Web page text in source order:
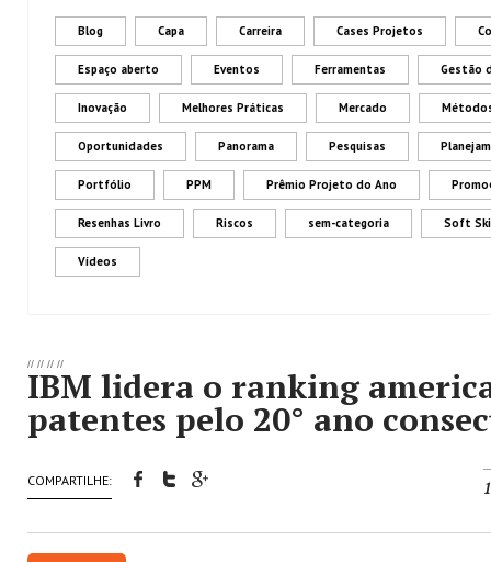
Blog Capa Carreira Cases Projetos
Espaço aberto Eventos Ferramentas Gestão
Inovação Melhores Práticas Mercado
Oportunidades Panorama Pesquisas
Portfólio PPM Prêmio Projeto do Ano
Resenhas Livro Riscos sem-categoria Soft
Vídeos
// // // //
IBM lidera o ranking
patentes pelo 20° ano
COMPARTILHE: